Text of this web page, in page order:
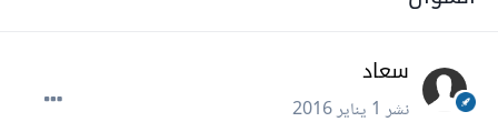
سعاد
نشر1 يناير 2016